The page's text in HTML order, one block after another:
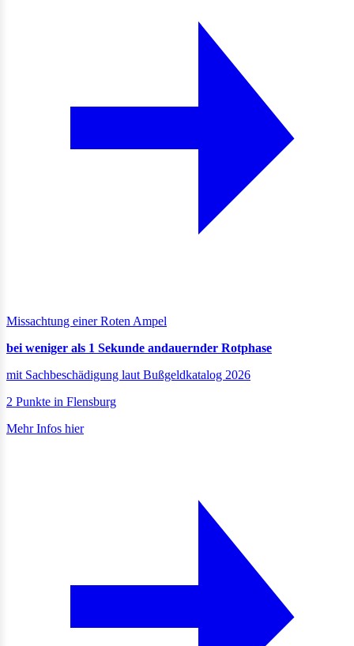
Missachtung einer Roten Ampel
bei weniger als 1 Sekunde andauernder Rotphase
mit Sachbeschädigung laut Bußgeldkatalog 2026
2 Punkte in Flensburg
Mehr Infos hier